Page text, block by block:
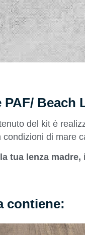
Beach
del kit è
di mare
tua lenza
contiene: